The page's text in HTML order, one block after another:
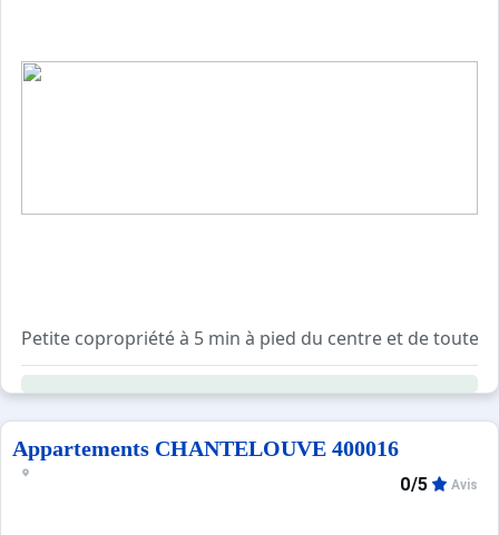
Petite copropriété à 5 min à pied du centre et de
Immeuble sans ascenseur.
Casiers à ski au rez-de-chaussée du batiment.
Containers municipaux situés en dehors de la résidence.
Navette gratuite à quelques pas de la résidence en
Appartements CHANTELOUVE 400016
0/5 Avis